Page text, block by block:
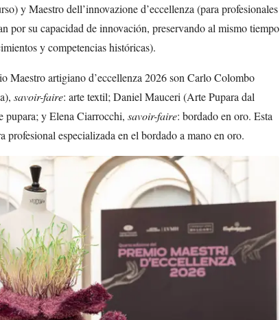
y Maestro dell’innovazione d’eccellenza (para profesionales
por su capacidad de innovación, preservando al mismo tiempo
y competencias históricas).
Maestro artigiano d’eccellenza 2026 son Carlo Colombo
savoir-faire: arte textil; Daniel Mauceri (Arte Pupara dal
pupara; y Elena Ciarrocchi, savoir-faire: bordado en oro. Esta
profesional especializada en el bordado a mano en oro.